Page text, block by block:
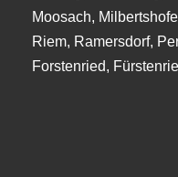
Moosach,
Riem, Ramersdorf,
Forstenried,